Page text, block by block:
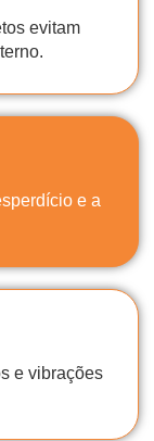
evitam
e a
e vibrações